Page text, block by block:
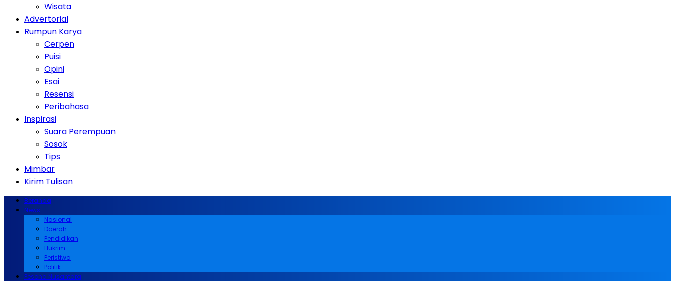
Wisata
Advertorial
Rumpun Karya
Cerpen
Puisi
Opini
Esai
Resensi
Peribahasa
Inspirasi
Suara Perempuan
Sosok
Tips
Mimbar
Kirim Tulisan
Beranda
News
Nasional
Daerah
Pendidikan
Hukrim
Peristiwa
Politik
Pesona Nusantara